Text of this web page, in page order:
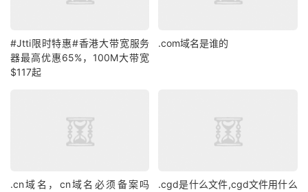
#Jtti限时特惠#香港大带宽服务
器最高优惠65%，100M大带宽
$117起
.com域名是谁的
.cn域名，cn域名必须备案吗
.cgd是什么文件,cgd文件用什么